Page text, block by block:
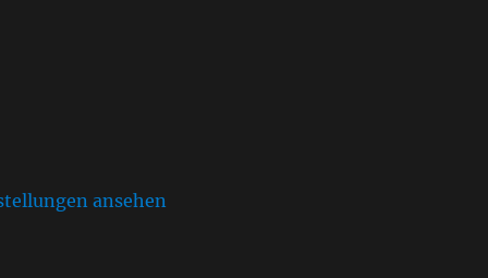
ansehen